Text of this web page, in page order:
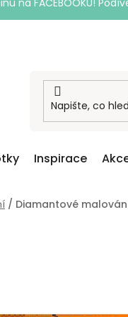
na FACEBOOKU!
Inspirace
/ Diamantové